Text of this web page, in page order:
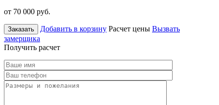
от 70 000 руб.
Заказать Добавить в корзину Расчет цены Вызвать
замерщика
Получить расчет